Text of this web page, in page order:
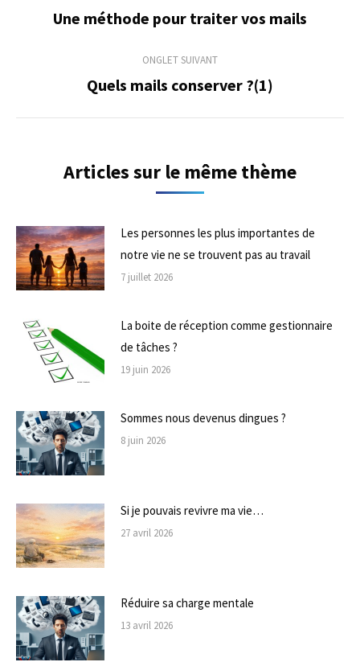
commentaire
Onglet
Une méthode pour traiter vos mails
ONGLET SUIVANT
Onglet
Quels mails conserver ?(1)
Articles sur le même thème
Les personnes les plus importantes de
notre vie ne se trouvent pas au travail
7 juillet 2026
La boite de réception comme gestionnaire
de tâches ?
19 juin 2026
Sommes nous devenus dingues ?
8 juin 2026
Si je pouvais revivre ma vie…
27 avril 2026
Réduire sa charge mentale
13 avril 2026